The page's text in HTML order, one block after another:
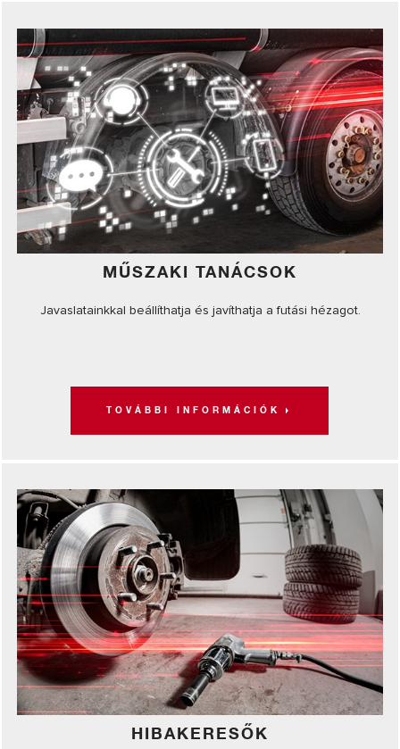
MŰSZAKI TANÁCSOK
Javaslatainkkal beállíthatja és javíthatja a futási hézagot.
TOVÁBBI INFORMÁCIÓK
HIBAKERESŐK